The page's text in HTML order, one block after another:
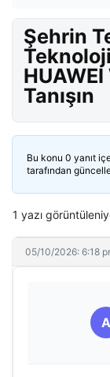
Şehrin
Tanışın
Bu konu 0 yanıt
tarafından
1 yazı
05/10/2026: 6:18
A